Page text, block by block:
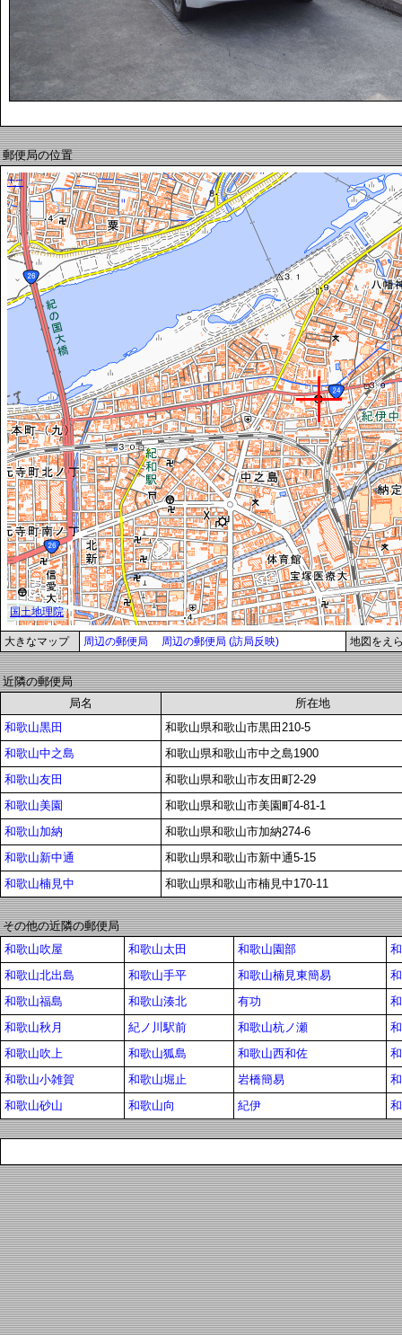
郵便局の位置
大きなマップ 周辺の郵便局 周辺の郵便局 (訪局反映) 地図をえ
近隣の郵便局
局名
所在地
和歌山黒田
和歌山県和歌山市黒田210-5
和歌山中之島
和歌山県和歌山市中之島1900
和歌山友田
和歌山県和歌山市友田町2-29
和歌山美園
和歌山県和歌山市美園町4-81-1
和歌山加納
和歌山県和歌山市加納274-6
和歌山新中通
和歌山県和歌山市新中通5-15
和歌山楠見中
和歌山県和歌山市楠見中170-11
その他の近隣の郵便局
和歌山吹屋
和歌山太田 和歌山園部
和歌山北出島
和歌山手平 和歌山楠見東簡易
和歌山福島
和歌山湊北 有功
和歌山秋月
紀ノ川駅前 和歌山杭ノ瀬
和歌山吹上
和歌山狐島 和歌山西和佐
和歌山小雑賀
和歌山堀止 岩橋簡易
和歌山砂山
和歌山向 紀伊